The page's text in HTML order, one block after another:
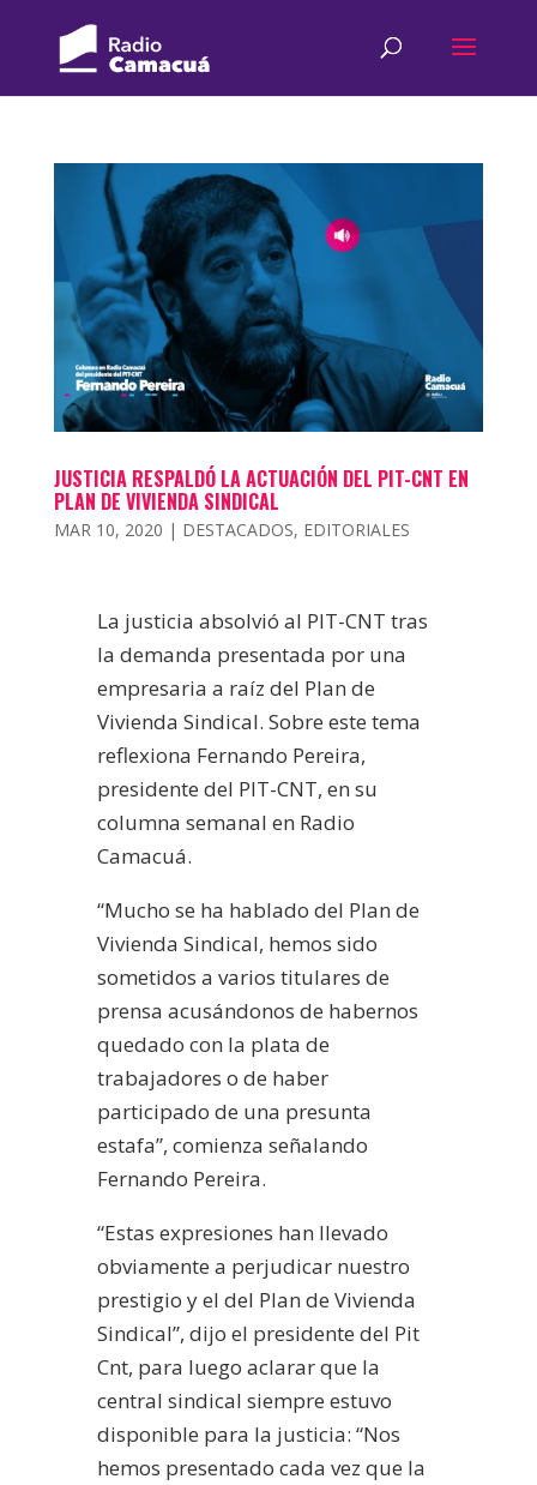
JUSTICIA RESPALDÓ LA ACTUACIÓN DEL PIT-CNT EN
PLAN DE VIVIENDA SINDICAL
MAR 10, 2020 | DESTACADOS, EDITORIALES
La justicia absolvió al PIT-CNT tras
la demanda presentada por una
empresaria a raíz del Plan de
Vivienda Sindical. Sobre este tema
reflexiona Fernando Pereira,
presidente del PIT-CNT, en su
columna semanal en Radio
Camacuá.
“Mucho se ha hablado del Plan de
Vivienda Sindical, hemos sido
sometidos a varios titulares de
prensa acusándonos de habernos
quedado con la plata de
trabajadores o de haber
participado de una presunta
estafa”, comienza señalando
Fernando Pereira.
“Estas expresiones han llevado
obviamente a perjudicar nuestro
prestigio y el del Plan de Vivienda
Sindical”, dijo el presidente del Pit
Cnt, para luego aclarar que la
central sindical siempre estuvo
disponible para la justicia: “Nos
hemos presentado cada vez que la